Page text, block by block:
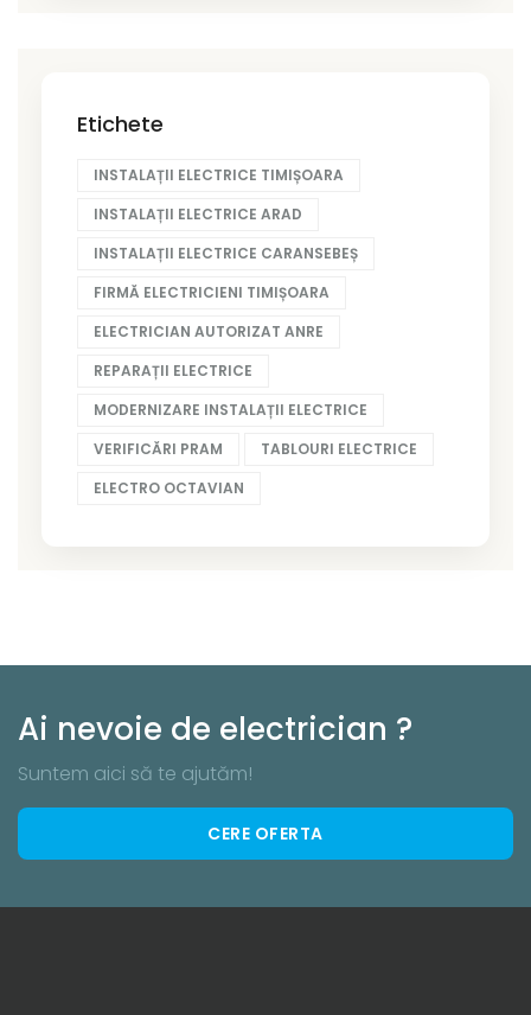
Etichete
INSTALAȚII ELECTRICE TIMIȘOARA
INSTALAȚII ELECTRICE ARAD
INSTALAȚII ELECTRICE CARANSEBEȘ
FIRMĂ ELECTRICIENI TIMIȘOARA
ELECTRICIAN AUTORIZAT ANRE
REPARAȚII ELECTRICE
MODERNIZARE INSTALAȚII ELECTRICE
VERIFICĂRI PRAM
TABLOURI ELECTRICE
ELECTRO OCTAVIAN
Ai nevoie de electrician ?
Suntem aici să te ajutăm!
CERE OFERTA